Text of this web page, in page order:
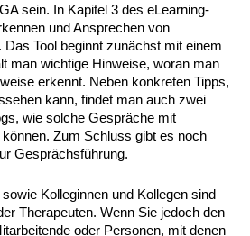
sein. In Kapitel 3 des eLearning-
und Ansprechen von
Tool beginnt zunächst mit einem
man wichtige Hinweise, woran man
erkennt. Neben konkreten Tipps,
kann, findet man auch zwei
wie solche Gespräche mit
Zum Schluss gibt es noch
Gesprächsführung.
Kolleginnen und Kollegen sind
Therapeuten. Wenn Sie jedoch den
oder Personen, mit denen